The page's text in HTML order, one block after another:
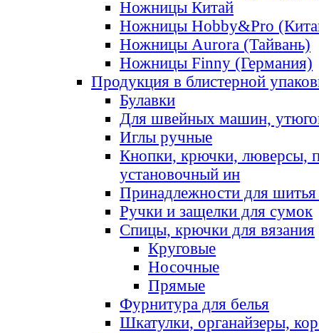
Ножницы Китай
Ножницы Hobby&Pro
Ножницы Aurora (Тайвань)
Ножницы Finny (Германия)
Продукция в блистерной
Булавки
Для швейных машин,
Иглы ручные
Кнопки, крючки, люверсы,
установочный ин
Принадлежности для шитья
Ручки и защелки для сумок
Спицы, крючки для вязания
Круговые
Носочные
Прямые
Фурнитура для белья
Шкатулки, органайзеры,